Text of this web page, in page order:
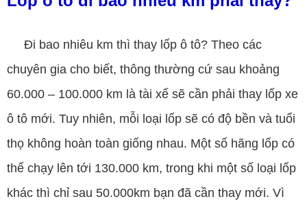
Đi bao nhiêu km thì thay lốp ô tô? Theo các
chuyên gia cho biết, thông thường cứ sau khoảng
60.000 – 100.000 km là tài xế sẽ cần phải thay lốp xe
ô tô mới. Tuy nhiên, mỗi loại lốp sẽ có độ bền và tuổi
thọ không hoàn toàn giống nhau. Một số hãng lốp có
thể chạy lên tới 130.000 km, trong khi một số loại lốp
khác thì chỉ sau 50.000km bạn đã cần thay mới. Vì